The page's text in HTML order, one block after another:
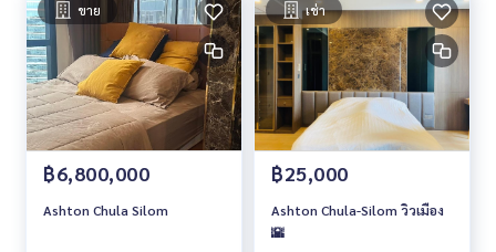
ขาย
฿6,800,000
Ashton Chula Silom
เช่า
฿25,000
Ashton Chula-Silom วิวเมือง
🌇